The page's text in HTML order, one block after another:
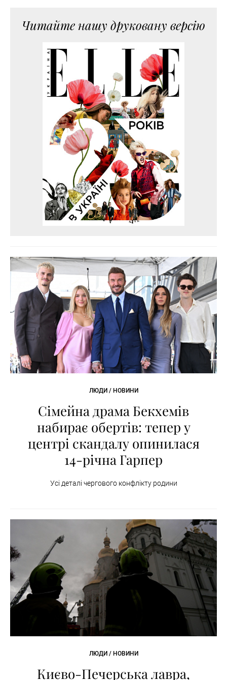
Читайте нашу друковану версію
ЛЮДИ / НОВИНИ
Сімейна драма Бекхемів
набирає обертів: тепер у
центрі скандалу опинилася
14-річна Гарпер
Усі деталі чергового конфлікту родини
ЛЮДИ / НОВИНИ
Києво-Печерська лавра,